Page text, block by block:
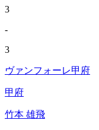
3
-
3
ヴァンフォーレ甲府
甲府
竹本 雄飛